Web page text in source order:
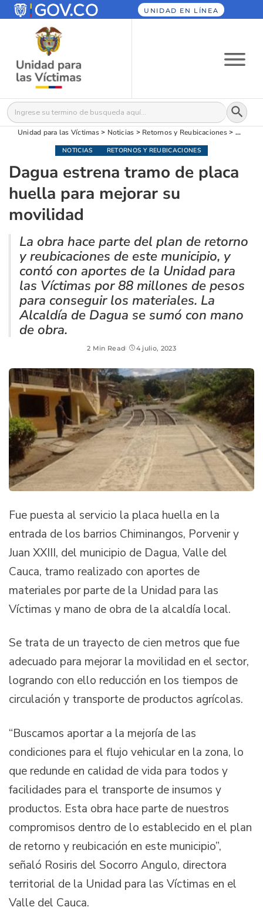
UNIDAD EN LÍNEA
Buscar: Botón
Unidad para las Víctimas> Noticias > Retornos y Reubicaciones> Dagua
NOTICIAS RETORNOS Y REUBICACIONES
Dagua estrena tramo de placa
huella para mejorar su
movilidad
La obra hace parte del plan de retorno
y reubicaciones de este municipio, y
contó con aportes de la Unidad para
las Víctimas por 88 millones de pesos
para conseguir los materiales. La
Alcaldía de Dagua se sumó con mano
de obra.
2 Min Read 4 julio, 2023
Fue puesta al servicio la placa huella en la
entrada de los barrios Chiminangos, Porvenir y
Juan XXIII, del municipio de Dagua, Valle del
Cauca, tramo realizado con aportes de
materiales por parte de la Unidad para las
Víctimas y mano de obra de la alcaldía local.
Se trata de un trayecto de cien metros que fue
adecuado para mejorar la movilidad en el sector,
logrando con ello reducción en los tiempos de
circulación y transporte de productos agrícolas.
“Buscamos aportar a la mejoría de las
condiciones para el flujo vehicular en la zona, lo
que redunde en calidad de vida para todos y
facilidades para el transporte de insumos y
productos. Esta obra hace parte de nuestros
compromisos dentro de lo establecido en el plan
de retorno y reubicación en este municipio”,
señaló Rosiris del Socorro Angulo, directora
territorial de la Unidad para las Víctimas en el
Valle del Cauca.